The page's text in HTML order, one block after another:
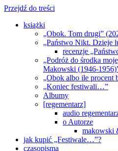
Przejdź do treści
książki
„Obok. Tom drugi”
„Państwo Nikt. Dzieje
recenzje
„Podróż do środka
Makowski (1946-
„Obok albo ile procent
„Koniec festiwali…”
Albumy
[regementarz]
audio
o Autorze
makowski
jak kupić „Festiwale…”?
czasopisma